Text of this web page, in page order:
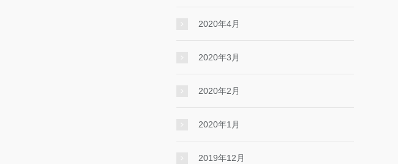
2020年4月
2020年3月
2020年2月
2020年1月
2019年12月